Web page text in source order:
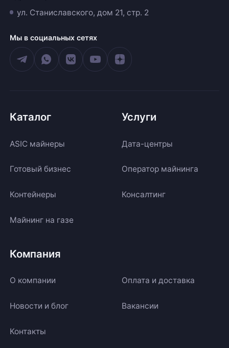
ул. Станиславского, дом 21, стр. 2
Мы в социальных сетях
Каталог
ASIC майнеры
Готовый бизнес
Контейнеры
Майнинг на газе
Услуги
Дата-центры
Оператор майнинга
Консалтинг
Компания
О компании Оплата и доставка
Новости и блог Вакансии
Контакты